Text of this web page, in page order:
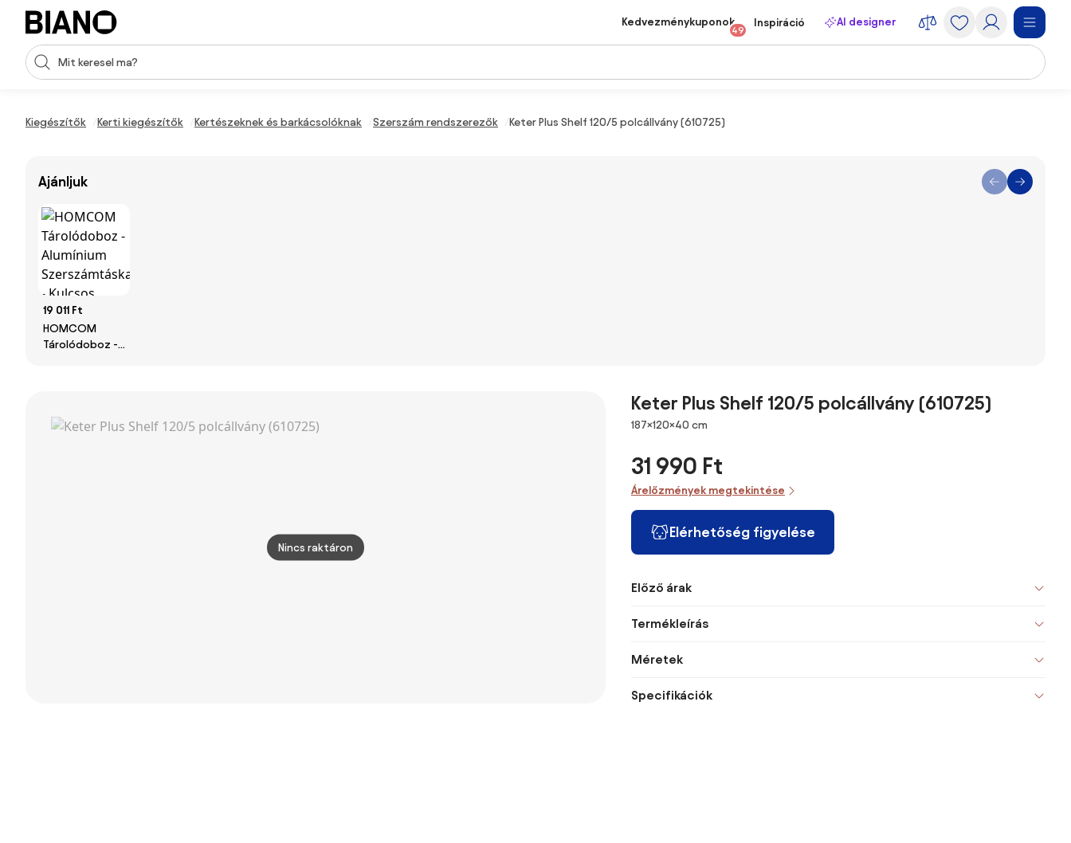
Navigáció kihagyása, ugrás a tartalomra
Keresési bevitel
Kedvezménykuponok
49
Inspiráció AI designer
Kiegészítők Kerti kiegészítők Kertészeknek és barkácsolóknak Szerszám rendszerezők Keter Plus Shelf 120/5 polcállvány (610725)
Ajánljuk
19 011 Ft
HOMCOM
Tárolódoboz -
50L x 15.5W x
Nincs raktáron
Keter Plus Shelf 120/5 polcállvány (610725)
Méretek
187×120×40 cm
31 990 Ft
Árelőzmények megtekintése
Elérhetőség figyelése
Előző árak
Termékleírás
Méretek
Specifikációk